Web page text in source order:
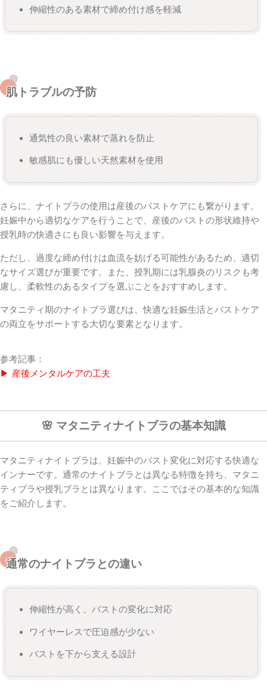
伸縮性のある素材で締め付け感を軽減
肌トラブルの予防
通気性の良い素材で蒸れを防止
敏感肌にも優しい天然素材を使用
さらに、ナイトブラの使用は産後のバストケアにも繋がります。
妊娠中から適切なケアを行うことで、産後のバストの形状維持や
授乳時の快適さにも良い影響を与えます。
ただし、過度な締め付けは血流を妨げる可能性があるため、適切
なサイズ選びが重要です。また、授乳期には乳腺炎のリスクも考
慮し、柔軟性のあるタイプを選ぶことをおすすめします。
マタニティ期のナイトブラ選びは、快適な妊娠生活とバストケア
の両立をサポートする大切な要素となります。
参考記事：
▶ 産後メンタルケアの工夫
🌸 マタニティナイトブラの基本知識
マタニティナイトブラは、妊娠中のバスト変化に対応する快適な
インナーです。通常のナイトブラとは異なる特徴を持ち、マタニ
ティブラや授乳ブラとは異なります。ここではその基本的な知識
をご紹介します。
通常のナイトブラとの違い
伸縮性が高く、バストの変化に対応
ワイヤーレスで圧迫感が少ない
バストを下から支える設計